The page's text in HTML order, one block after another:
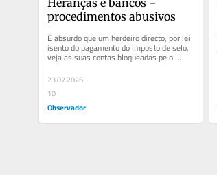
procedimentos abusivos
É absurdo que um herdeiro directo, por lei
isento do pagamento do imposto de selo,
veja as suas contas bloqueadas pelo
banco até as finanças...
23.07.2026
10
Observador